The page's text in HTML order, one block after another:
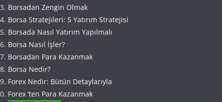
Borsadan Zengin Olmak
Borsa Stratejileri: 5 Yatırım Stratejisi
Borsada Nasıl Yatırım Yapılmalı
Borsa Nasıl İşler?
Borsadan Para Kazanmak
Borsa Nedir?
Forex Nedir: Bütün Detaylarıyla
Forex ‘ten Para Kazanmak